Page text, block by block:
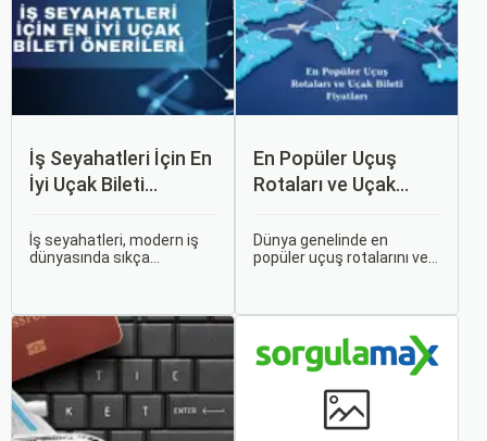
İş Seyahatleri İçin En
İyi Uçak Bileti
İş seyahatleri, modern iş
dünyasında sıkça
süreçlerdir. Özellikle uçak
bileti seçimi, seyahatinizin
başarısını doğrudan
etkileyen unsurlardan
biridir.
En Popüler Uçuş
Rotaları ve Uçak
Dünya genelinde en
popüler uçuş rotalarını ve
popüler rotalar, çeşitli
faktörlere bağlı olarak
değişebilir; bunlar arasında
ekonomik durumlar, turizm
trendleri ve uluslararası
ilişkiler bulunmaktadır.